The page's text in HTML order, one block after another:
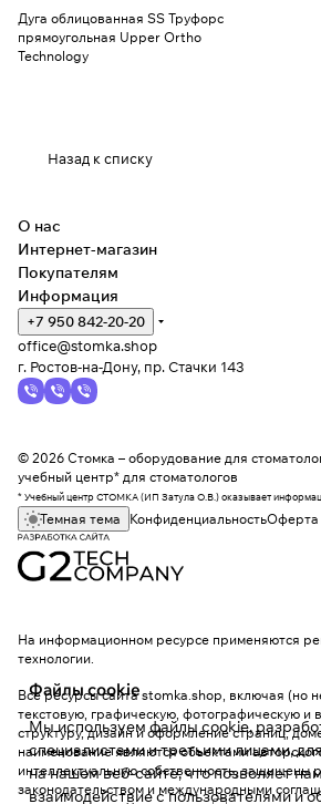
Дуга облицованная SS Труфорс
прямоугольная Upper Ortho
Technology
Назад к списку
Файлы cookie
Мы используем файлы cookie,
специалистами и третьими лицами,
на нашем веб-сайте, что позволяет
взаимодействие с пользователями и
О нас
Интернет-магазин
Покупателям
Информация
+7 950 842-20-20
office@stomka.shop
г. Ростов-на-Дону, пр. Стачки 143
© 2026 Стомка – оборудование для
учебный центр* для стоматологов
* Учебный центр СТОМКА (ИП Затула О.В.) оказывает
Темная тема КонфиденциальностьОферта
На информационном ресурсе применяются
технологии.
Все ресурсы сайта stomka.shop, включая (но
текстовую, графическую, фотографическую и
структуру, дизайн и оформление страниц,
наименование являются объектами
интеллектуальную собственность, защищены
законодательством и международными